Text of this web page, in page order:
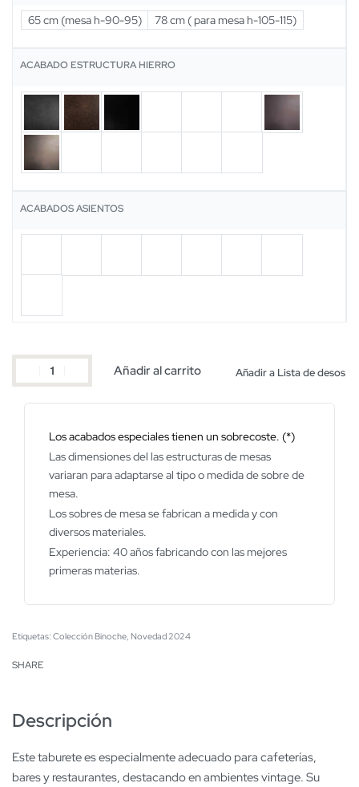
65 cm (mesa h-90-95) 78 cm ( para mesa h-105-115)
ACABADO ESTRUCTURA HIERRO
ACABADOS ASIENTOS
Añadir al carrito Añadir a Lista de desos
Los acabados especiales tienen un sobrecoste. (*)
Las dimensiones del las estructuras de mesas
variaran para adaptarse al tipo o medida de sobre de
mesa.
Los sobres de mesa se fabrican a medida y con
diversos materiales.
Experiencia: 40 años fabricando con las mejores
primeras materias.
Etiquetas: Colección Binoche Novedad 2024
SHARE
Descripción
Este taburete es especialmente adecuado para cafeterías,
bares y restaurantes, destacando en ambientes vintage. Su